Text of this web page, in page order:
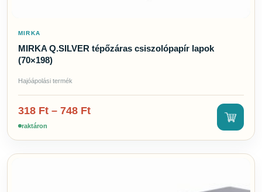
MIRKA
MIRKA Q.SILVER tépőzáras csiszolópapír lapok
(70×198)
Hajóápolási termék
318 Ft – 748 Ft
raktáron